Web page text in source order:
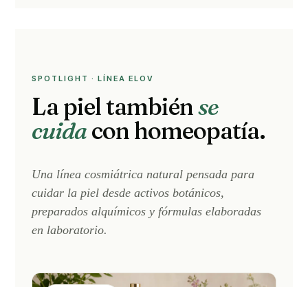
SPOTLIGHT · LÍNEA ELOV
La piel tambiénse
cuidacon homeopatía.
Una línea cosmiátrica natural pensada para
cuidar la piel desde activos botánicos,
preparados alquímicos y fórmulas elaboradas
en laboratorio.